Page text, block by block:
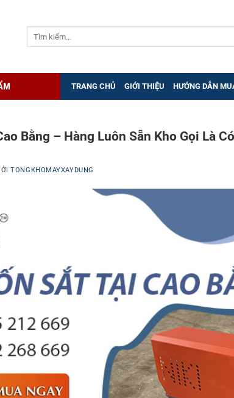
TRANG CHỦ GIỚI THIỆU HƯỚNG DẪN
Bằng – Hàng Luôn Sẵn Kho Gọi Là Có
TONGKHOMAYXAYDUNG